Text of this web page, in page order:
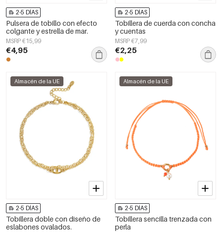
2-5 DÍAS
Pulsera de tobillo con efecto
colgante y estrella de mar.
MSRP €15,99
€4,95
2-5 DÍAS
Tobillera de cuerda con concha
y cuentas
MSRP €7,99
€2,25
Almacén de la UE
2-5 DÍAS
Tobillera doble con diseño de
eslabones ovalados.
Almacén de la UE
2-5 DÍAS
Tobillera sencilla trenzada con
perla